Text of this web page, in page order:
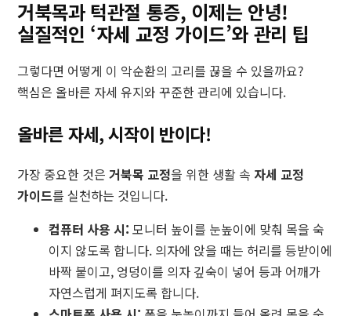
거북목과 턱관절 통증, 이제는 안녕!
실질적인 ‘자세 교정 가이드’와 관리 팁
그렇다면 어떻게 이 악순환의 고리를 끊을 수 있을까요?
핵심은 올바른 자세 유지와 꾸준한 관리에 있습니다.
올바른 자세, 시작이 반이다!
가장 중요한 것은 거북목 교정을 위한 생활 속 자세 교정
가이드를 실천하는 것입니다.
컴퓨터 사용 시: 모니터 높이를 눈높이에 맞춰 목을 숙
이지 않도록 합니다. 의자에 앉을 때는 허리를 등받이에
바짝 붙이고, 엉덩이를 의자 깊숙이 넣어 등과 어깨가
자연스럽게 펴지도록 합니다.